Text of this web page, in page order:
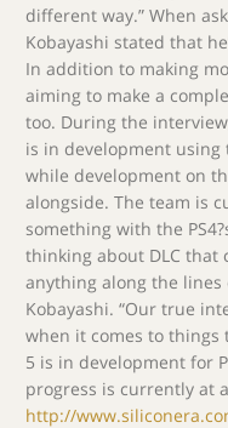
different way.” When
Kobayashi stated that
In addition to making
aiming to make a
too. During the
is in development using
while development on
alongside. The team is
something with the
thinking about DLC that
anything along the lines
Kobayashi. “Our true
when it comes to things
5 is in development for
progress is currently at
http://